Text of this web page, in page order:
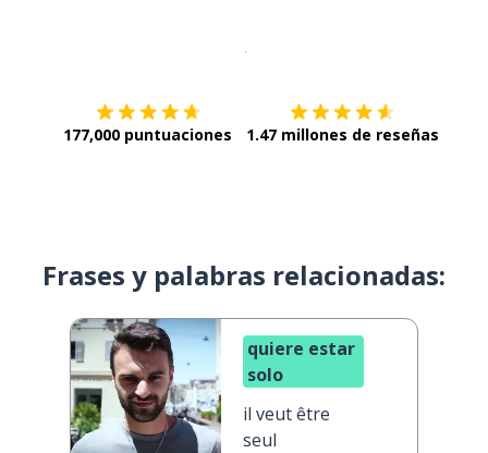
177,000 puntuaciones 1.47 millones de reseñas
Frases y palabras relacionadas:
quiere estar
solo
il veut être
seul